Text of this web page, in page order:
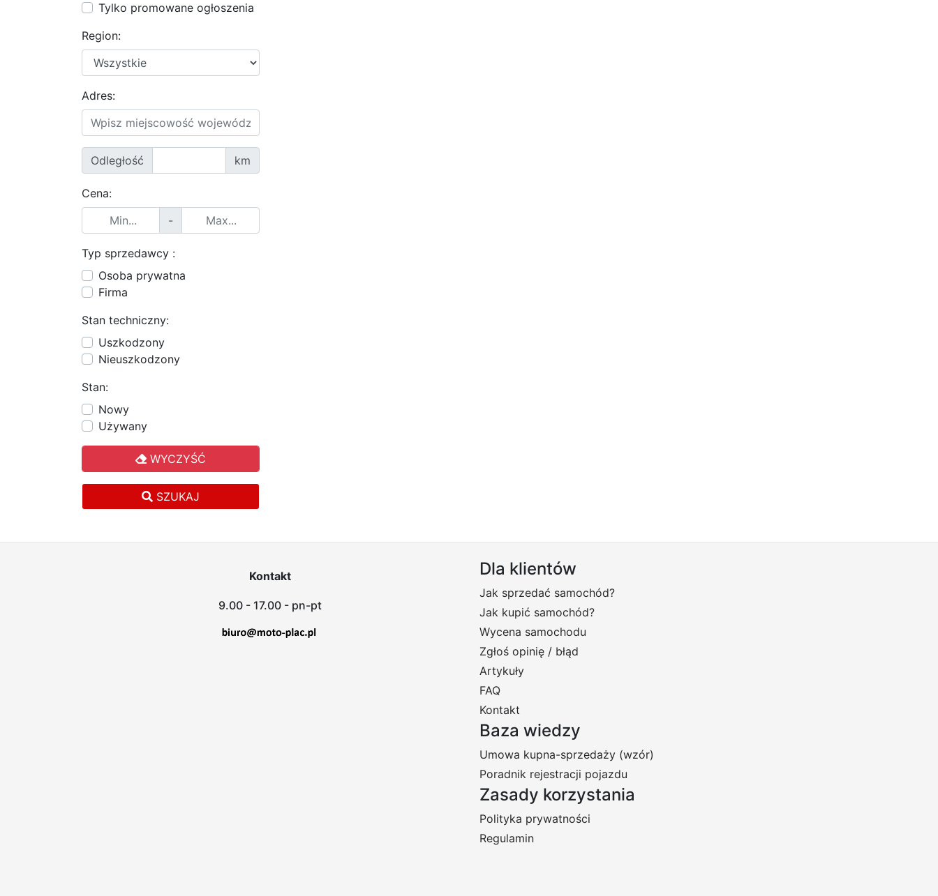
Tylko promowane ogłoszenia
Region:
Adres:
Odległość km
Cena:
-
Typ sprzedawcy :
Osoba prywatna
Firma
Stan techniczny:
Uszkodzony
Nieuszkodzony
Stan:
Nowy
Używany
WYCZYŚĆ
SZUKAJ
Kontakt
9.00 - 17.00 - pn-pt
Dla klientów
Jak sprzedać samochód?
Jak kupić samochód?
Wycena samochodu
Zgłoś opinię / błąd
Artykuły
FAQ
Kontakt
Baza wiedzy
Umowa kupna-sprzedaży (wzór)
Poradnik rejestracji pojazdu
Zasady korzystania
Polityka prywatności
Regulamin